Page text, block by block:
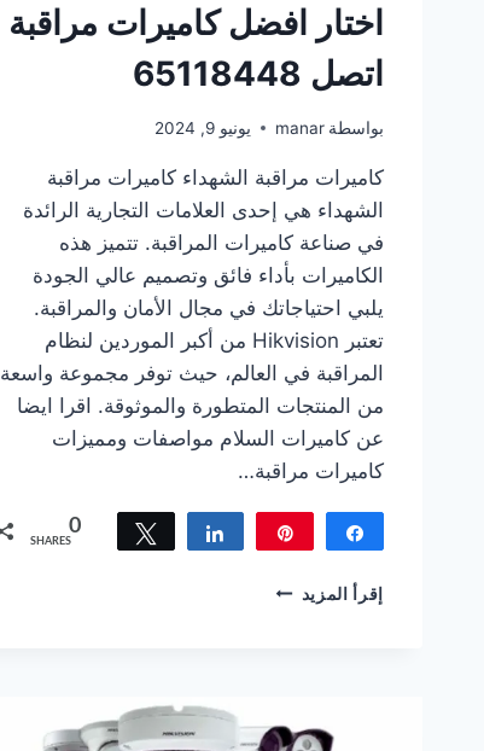
اختار افضل كاميرات مراقبة
اتصل 65118448
بواسطة manar يونيو 9, 2024
كاميرات مراقبة الشهداء كاميرات مراقبة
الشهداء هي إحدى العلامات التجارية الرائدة
في صناعة كاميرات المراقبة. تتميز هذه
الكاميرات بأداء فائق وتصميم عالي الجودة
يلبي احتياجاتك في مجال الأمان والمراقبة.
تعتبر Hikvision من أكبر الموردين لنظام
المراقبة في العالم، حيث توفر مجموعة واسعة
من المنتجات المتطورة والموثوقة. اقرا ايضا
عن كاميرات السلام مواصفات ومميزات
كاميرات مراقبة…
0
SHARES
Tweet Share
إقرأ المزيد كاميرات
مراقبة